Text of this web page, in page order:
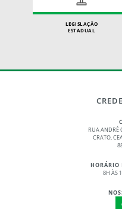
LEGISLAÇÃO
ESTADUAL
RUA ANDRÉ
CRATO,
HORÁRIO
8H ÀS